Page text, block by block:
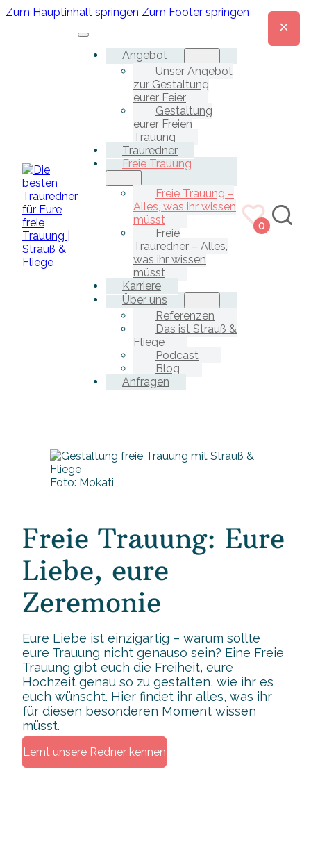
Zum Hauptinhalt springen Zum Footer springen
Angebot
Unser Angebot
zur Gestaltung
eurer Feier
Gestaltung
eurer Freien
Trauung
Trauredner
Freie Trauung
Freie Trauung –
Alles, was ihr wissen
müsst
Freie
Trauredner – Alles,
was ihr wissen
müsst
Karriere
Über uns
Referenzen
Das ist Strauß &
Fliege
Podcast
Blog
Anfragen
0
Freie Trauung: Eure
Liebe, eure
Zeremonie
Eure Liebe ist einzigartig – warum sollte
eure Trauung nicht genauso sein? Eine Freie
Trauung gibt euch die Freiheit, eure
Hochzeit genau so zu gestalten, wie ihr es
euch wünscht. Hier findet ihr alles, was ihr
für diesen besonderen Moment wissen
müsst.
Lernt unsere Redner kennen
Foto: Mokati